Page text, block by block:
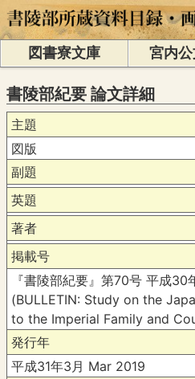
図書寮文庫 宮内
書陵部紀要 論文詳細
主題
図版
副題
英題
著者
掲載号
『書陵部紀要』第70号 平成30
(BULLETIN: Study on the
to the Imperial Family and
発行年
平成31年3月 Mar 2019